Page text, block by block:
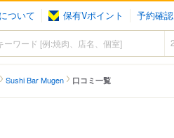
ついて 保有Vポイント 予約確認
Sushi Bar Mugen 口コミ一覧